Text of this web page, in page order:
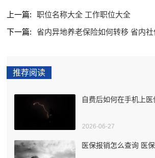
上一篇:
职位名称大全 工作职位大全
下一篇:
省内异地养老保险如何转移 省内
推荐阅读
自费后如何在手机上医
2026-06-27
医保报销怎么查询 医